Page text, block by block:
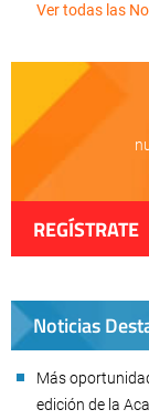
Ver todas las
REGÍSTRATE
Noticias
Más
edición de la